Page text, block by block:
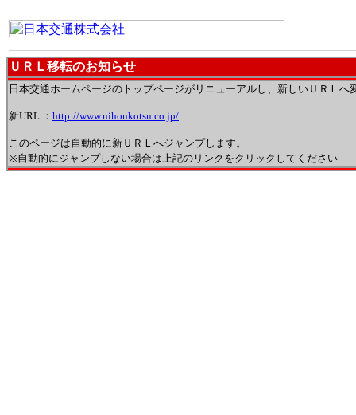
ＵＲＬ移転のお知らせ
日本交通ホームページのトップページがリニューアルし、新しいＵＲＬへ
新URL ： http://www.nihonkotsu.co.jp/
このページは自動的に新ＵＲＬへジャンプします。
※自動的にジャンプしない場合は上記のリンクをクリックしてください